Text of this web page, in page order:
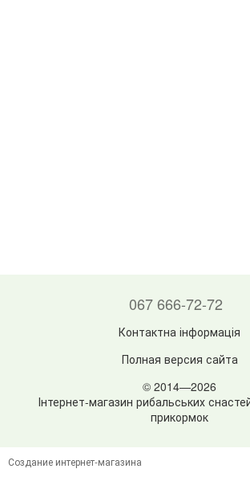
067 666-72-72
Контактна інформація
Полная версия сайта
© 2014—2026
Інтернет-магазин рибальських
прикормок
Создание интернет-магазина